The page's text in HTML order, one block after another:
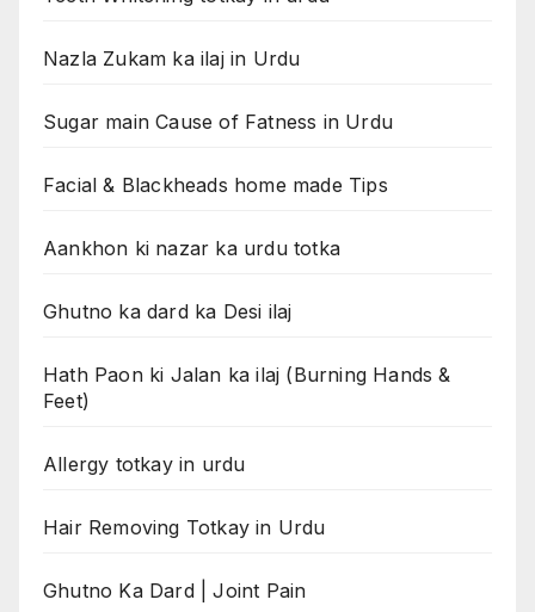
Nazla Zukam ka ilaj in Urdu
Sugar main Cause of Fatness in Urdu
Facial & Blackheads home made Tips
Aankhon ki nazar ka urdu totka
Ghutno ka dard ka Desi ilaj
Hath Paon ki Jalan ka ilaj (Burning Hands &
Feet)
Allergy totkay in urdu
Hair Removing Totkay in Urdu
Ghutno Ka Dard | Joint Pain